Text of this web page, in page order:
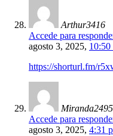
Arthur3416
Accede para
agosto 3, 2025, 10:50
https://shorturl.fm/
Miranda2495
Accede para
agosto 3, 2025, 4:31